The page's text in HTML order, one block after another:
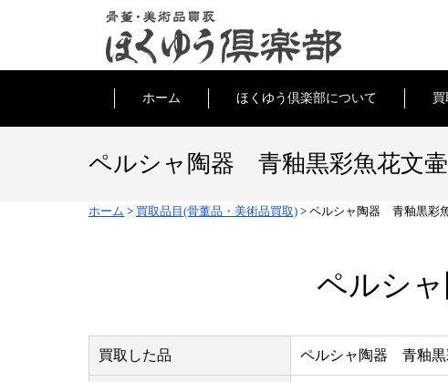
ホーム ほくゆう倶楽部について
ペルシャ陶器 青釉黒彩魚花文壷
ホーム > 買取品目(骨董品・美術品買取) > ペルシャ陶器 青釉黒彩
ペルシ
買取した品 ペルシャ陶器 青釉黒